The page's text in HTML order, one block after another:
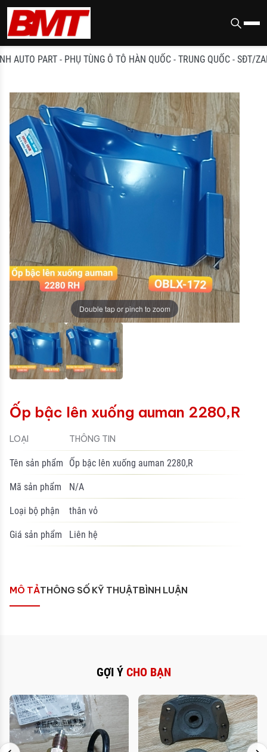
PART - PHỤ TÙNG Ô TÔ HÀN QUỐC - TRUNG QUỐC - SĐT/
Double tap or pinch to zoom
Ốp bậc lên xuống auman 2280,R
LOẠI THÔNG TIN
Tên sản phẩm Ốp bậc lên xuống auman 2280,R
Mã sản phẩm N/A
Loại bộ phận thân vỏ
Giá sản phẩm Liên hệ
MÔ TẢTHÔNG SỐ KỸ THUẬTBÌNH LUẬN
GỢI Ý CHO BẠN